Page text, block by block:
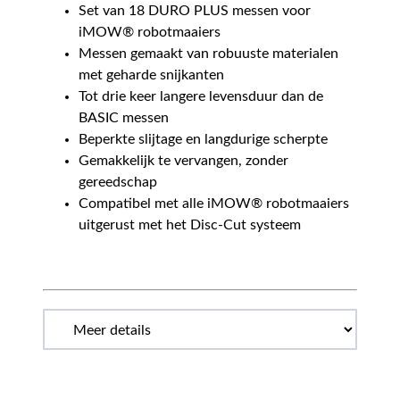
Set van 18 DURO PLUS messen voor
iMOW® robotmaaiers
Messen gemaakt van robuuste materialen
met geharde snijkanten
Tot drie keer langere levensduur dan de
BASIC messen
Beperkte slijtage en langdurige scherpte
Gemakkelijk te vervangen, zonder
gereedschap
Compatibel met alle iMOW® robotmaaiers
uitgerust met het Disc-Cut systeem